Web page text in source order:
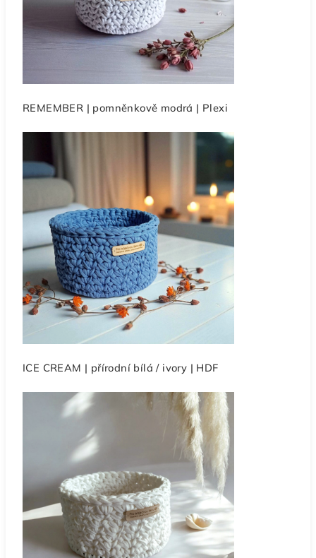
REMEMBER | pomněnkově modrá | Plexi
ICE CREAM | přírodní bílá / ivory | HDF